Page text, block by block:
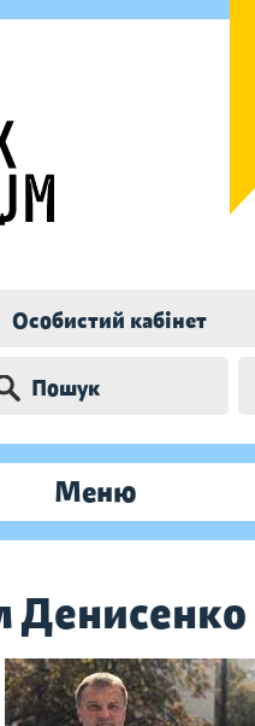
Особистий кабінет
Пошук
Меню
Денисенко